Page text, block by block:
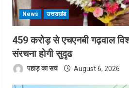
News उत्तराखंड
459 करोड़ से एचएनबी गढ़वाल
संरचना होगी सुदृढ
पहाड़ का सच August 6, 2026